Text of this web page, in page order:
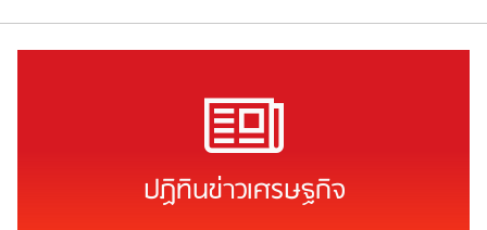
ปฏิทินข่าวเศรษฐกิจ